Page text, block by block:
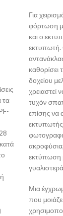
τα
Για
φόρτωση
και ο
εκτυπωτή.
δοχείου
χρειαστεί
τυχόν
επίσης να
εκτύπωση
Μια
που